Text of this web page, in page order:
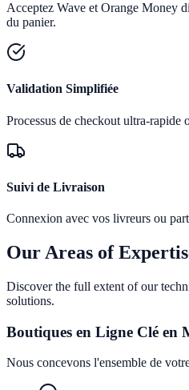
Acceptez Wave et Orange Money
du panier.
Validation Simplifiée
Processus de checkout ultra-rapide
Suivi de Livraison
Connexion avec vos livreurs ou
Our Areas of
Discover the full extent of our
solutions.
Boutiques en Ligne Clé en
Nous concevons l'ensemble de